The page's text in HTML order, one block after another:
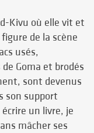
Kivu où elle vit et
de la scène
usés,
Goma et brodés
sont devenus
son support
écrire un livre, je
mâcher ses